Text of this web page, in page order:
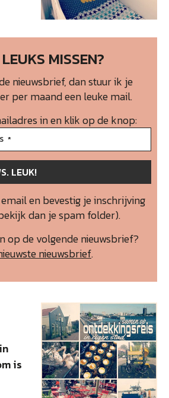
MISSEN?
nieuwsbrief, dan stuur ik je
per maand een leuke mail.
in en klik op de knop:
en bevestig je inschrijving
dan je spam folder).
op de volgende nieuwsbrief?
nieuwsbrief.
is